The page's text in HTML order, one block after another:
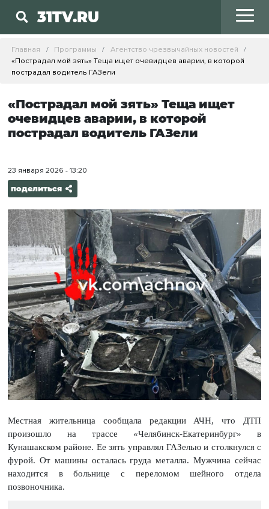
31TV.RU
Главная Программы
Агентство чрезвычайных новостей
«Пострадал мой зять» Теща ищет очевидцев аварии, в которой
пострадал водитель ГАЗели
«Пострадал мой зять» Теща ищет
очевидцев аварии, в которой
пострадал водитель ГАЗели
23 января 2026 - 13:20
поделиться
Местная жительница сообщала редакции АЧН, что ДТП
произошло на трассе «Челябинск-Екатеринбург» в
Кунашакском районе. Ее зять управлял ГАЗелью и столкнулся с
фурой. От машины осталась груда металла. Мужчина сейчас
находится в больнице с переломом шейного отдела
позвоночника.